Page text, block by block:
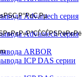
Advantech серия
Advantech серия
ARBOR
ICP DAS серии